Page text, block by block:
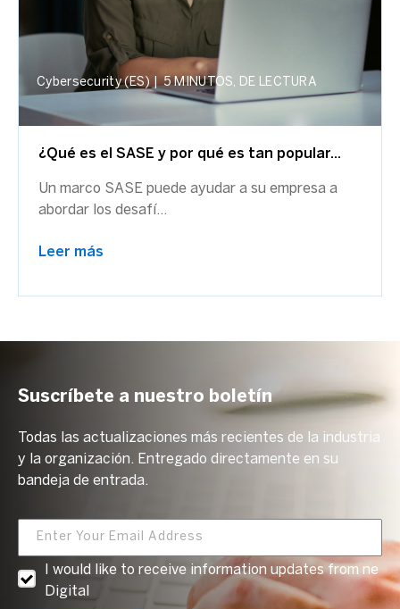
Cybersecurity (ES) 5 MINUTOS, DE LECTURA
¿Qué es el SASE y por qué es tan popular...
Un marco SASE puede ayudar a su empresa a
abordar los desafí...
Leer más
Suscríbete a nuestro boletín
Todas las actualizaciones más recientes de la industria
y la organización. Entregado directamente en su
bandeja de entrada.
I would like to receive information updates from ne
Digital